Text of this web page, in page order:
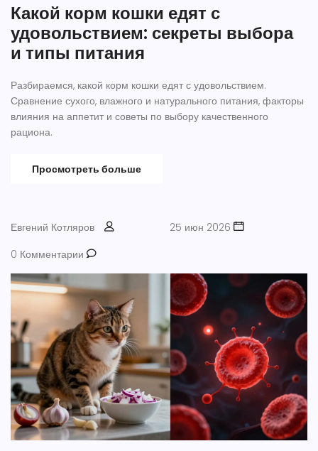
Какой корм кошки едят с
удовольствием: секреты выбора
и типы питания
Разбираемся, какой корм кошки едят с удовольствием.
Сравнение сухого, влажного и натурального питания, факторы
влияния на аппетит и советы по выбору качественного
рациона.
Просмотреть больше
Евгений Котляров
25 июн 2026
0 Комментарии